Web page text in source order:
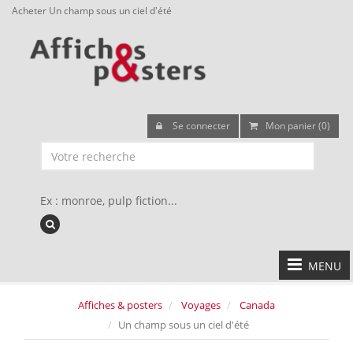
Acheter Un champ sous un ciel d'été
Se connecter Mon panier (0)
Ex : monroe, pulp fiction...
MENU
Affiches & posters Voyages
Canada
Un champ sous un ciel d'été